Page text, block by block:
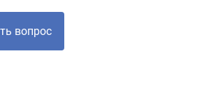
вопрос